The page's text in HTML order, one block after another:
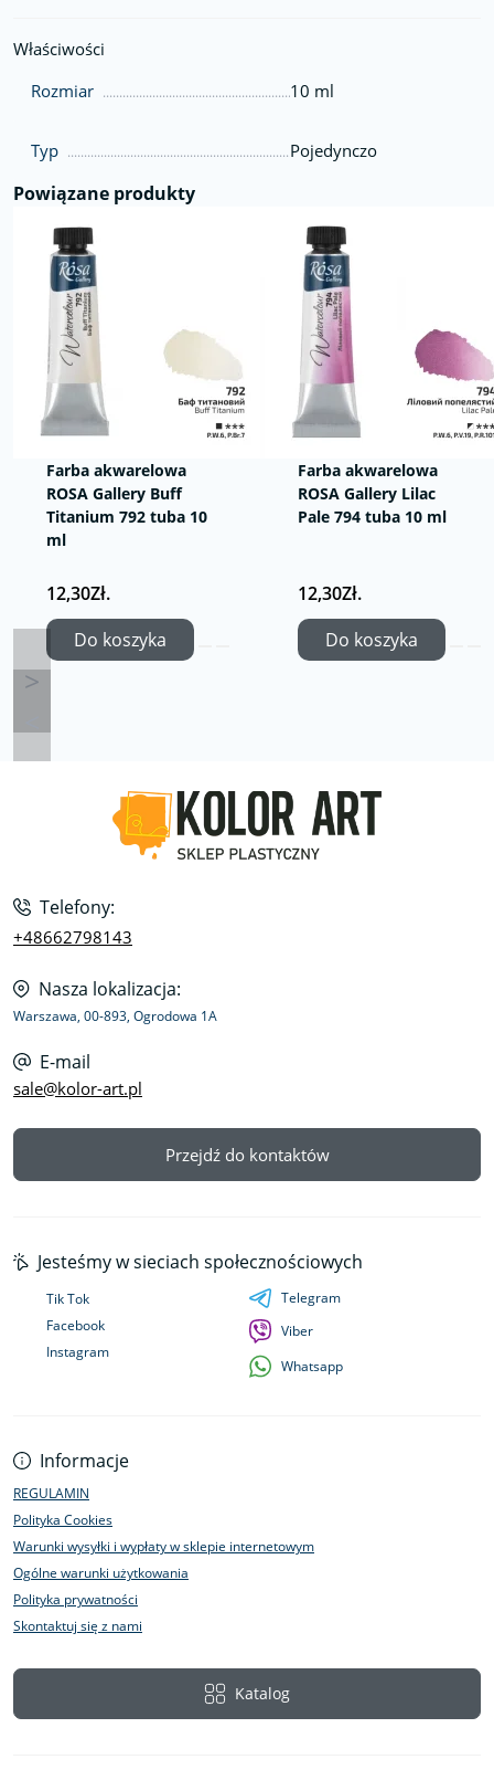
Właściwości
Rozmiar
10 ml
Typ Pojedynczo
Powiązane produkty
Farba akwarelowa
ROSA Gallery Buff
Titanium 792 tuba 10
ml
12,30Zł.
Do koszyka
Farba akwarelowa
ROSA Gallery Lilac
Pale 794 tuba 10 ml
12,30Zł.
Do koszyka
Telefony:
+48662798143
Nasza lokalizacja:
Warszawa, 00-893, Ogrodowa 1A
E-mail
sale@kolor-art.pl
Przejdź do kontaktów
Informacje
REGULAMIN
Polityka Cookies
Warunki wysyłki i wypłaty w sklepie internetowym
Ogólne warunki użytkowania
Polityka prywatności
Skontaktuj się z nami
Katalog
Jesteśmy w sieciach społecznościowych
Tik Tok
Facebook
Instagram
Telegram
Viber
Whatsapp